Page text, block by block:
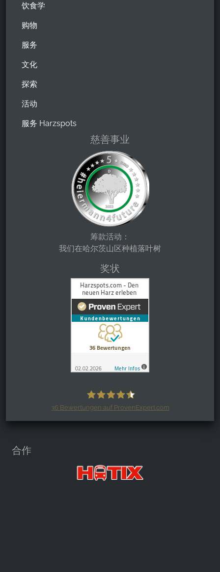
饮食学
购物
服务
文化
探索
活动
服务 Harzspots
慈善事业
筹款活动：
我们在哈尔茨山区种植落叶树
奖状
36 Bewertungen auf ProvenExpert.com
合作